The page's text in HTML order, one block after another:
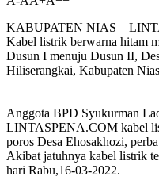
KABUPATEN NIAS –
Kabel listrik berwarna hitam
Dusun I menuju Dusun II,
Hiliserangkai, Kabupaten
Anggota BPD Syukurman
LINTASPENA.COM kabel
poros Desa Ehosakhozi,
Akibat jatuhnya kabel listrik
hari Rabu,16-03-2022.